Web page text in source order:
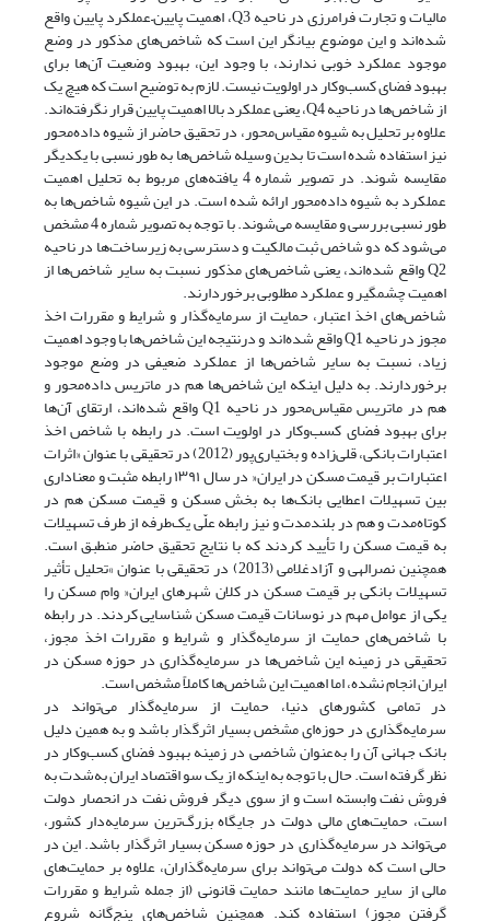
مالیات و تجارت فرامرزی در ناحیه Q3، اهمیت پایین‌–‌عملکرد پایین واقع
شده‌اند و این موضوع بیانگر این است که شاخص‌های مذکور در وضع
موجود عملکرد خوبی ندارند، با وجود این، بهبود وضعیت آن‌ها برای
بهبود فضای کسب‌وکار در اولویت نیست. لازم به توضیح است که هیچ یک
از شاخص‌ها در ناحیه Q4، یعنی عملکرد بالا اهمیت پایین قرار نگرفته‌اند.
علاوه بر تحلیل به شیوه مقیاس‌محور، در تحقیق حاضر از شیوه داده‌محور
نیز استفاده شده است تا بدین وسیله شاخص‌ها به طور نسبی با یکدیگر
مقایسه شوند. در تصویر شماره 4 یافته‌های مربوط به تحلیل اهمیت
عملکرد به شیوه داده‌محور ارائه شده است. در این شیوه شاخص‌ها به
طور نسبی بررسی و مقایسه می‌شوند. با توجه به تصویر شماره 4 مشخص
می‌شود که دو شاخص ثبت مالکیت و دسترسی به زیرساخت‌ها در ناحیه
Q2 واقع شده‌اند، یعنی شاخص‌های مذکور نسبت به سایر شاخص‌ها از
اهمیت چشمگیر و عملکرد مطلوبی برخوردارند.
شاخص‌های اخذ اعتبار، حمایت از سرمایه‌گذار و شرایط و مقررات اخذ
مجوز در ناحیه Q1 واقع شده‌اند و درنتیجه این شاخص‌ها با وجود اهمیت
زیاد، نسبت به سایر شاخص‌ها از عملکرد ضعیفی در وضع موجود
برخوردارند. به دلیل اینکه این شاخص‌ها هم در ماتریس داده‌محور و
هم در ماتریس مقیاس‌محور در ناحیه Q1 واقع شده‌اند، ارتقای آ‌ن‌ها
برای بهبود فضای کسب‌وکار در اولویت است. در رابطه با شاخص اخذ
اعتبارات بانکی، قلی‌زاده و بختیاری‌پور (2012) در تحقیقی با عنوان «اثرات
اعتبارات بر قیمت مسکن در ایران« در سال ۱۳۹۱ رابطه مثبت و معناداری
بین تسهیلات اعطایی بانک‌ها به بخش مسکن و قیمت مسکن هم در
کوتاه‌مدت و هم در بلندمدت و نیز رابطه علّی یک‌طرفه از طرف تسهیلات
به قیمت مسکن را تأیید کردند که با نتایج تحقیق حاضر منطبق است.
همچنین نصرالهی و آزادغلامی (2013) در تحقیقی با عنوان »تحلیل تأثیر
تسهیلات بانکی بر قیمت مسکن در کلان شهرهای ایران« وام مسکن را
یکی از عوامل مهم در نوسانات قیمت مسکن شناسایی کردند. در رابطه
با شاخص‌های حمایت از سرمایه‌گذار و شرایط و مقررات اخذ مجوز،
تحقیقی در زمینه این شاخص‌ها در سرمایه‌گذاری در حوزه مسکن در
ایران انجام نشده، اما اهمیت این شاخص‌ها کاملاً مشخص است.
در تمامی کشورهای دنیا، حمایت از سرمایه‌گذار می‌تواند در
سرمایه‌گذاری در حوزه‌ای مشخص بسیار اثرگذار باشد و به همین دلیل
بانک جهانی آن را به‌عنوان شاخصی در زمینه بهبود فضای کسب‌وکار در
نظر گرفته است. حال با توجه به اینکه از یک سو اقتصاد ایران به‌شدت به
فروش نفت وابسته است و از سوی دیگر فروش نفت در انحصار دولت
است، حمایت‌های مالی دولت در جایگاه بزرگ‌ترین سرمایه‌دار کشور،
می‌تواند در سرمایه‌گذاری در حوزه مسکن بسیار اثرگذار باشد. این در
حالی است که دولت می‌تواند برای سرمایه‌گذاران، علاوه بر حمایت‌های
مالی از سایر حمایت‌ها مانند حمایت قانونی (از جمله شرایط و مقررات
گرفتن مجوز) استفاده کند. همچنین شاخص‌های پنج‌گانه شروع